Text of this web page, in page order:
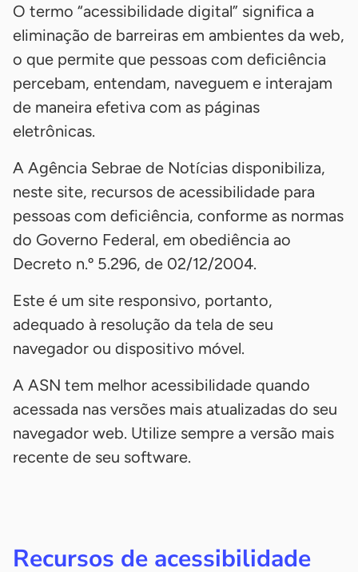
O termo “acessibilidade digital” significa a
eliminação de barreiras em ambientes da web,
o que permite que pessoas com deficiência
percebam, entendam, naveguem e interajam
de maneira efetiva com as páginas
eletrônicas.
A Agência Sebrae de Notícias disponibiliza,
neste site, recursos de acessibilidade para
pessoas com deficiência, conforme as normas
do Governo Federal, em obediência ao
Decreto n.º 5.296, de 02/12/2004.
Este é um site responsivo, portanto,
adequado à resolução da tela de seu
navegador ou dispositivo móvel.
A ASN tem melhor acessibilidade quando
acessada nas versões mais atualizadas do seu
navegador web. Utilize sempre a versão mais
recente de seu software.
Recursos de acessibilidade